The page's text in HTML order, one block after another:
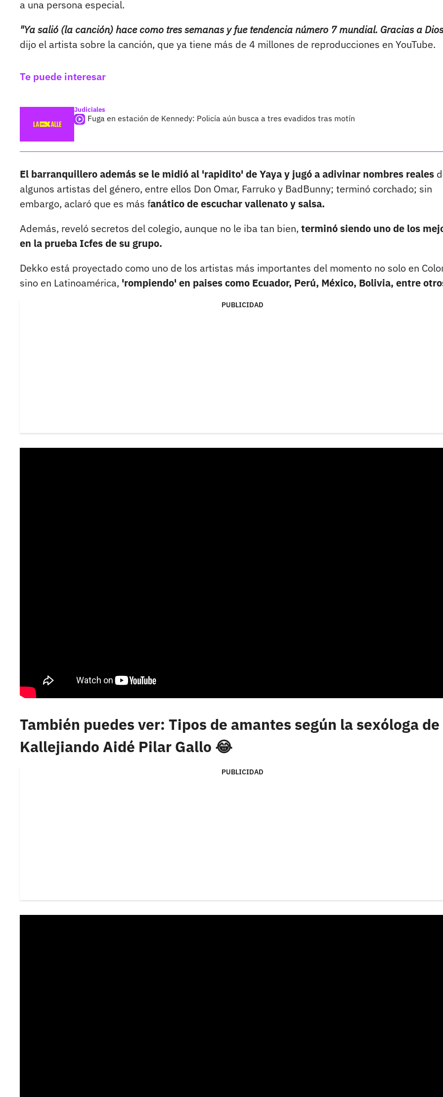
a una persona especial.
"Ya salió (la canción) hace como tres semanas y fue tendencia número 7 mundial. Gracias a
dijo el artista sobre la canción, que ya tiene más de 4 millones de reproducciones en YouTube.
Te puede interesar
Judiciales
Fuga en estación de Kennedy: Policía aún busca a tres evadidos tras motín
El barranquillero además se le midió al 'rapidito' de Yaya y jugó a adivinar nombres reales
algunos artistas del género, entre ellos Don Omar, Farruko y BadBunny; terminó corchado; sin
embargo, aclaró que es más fanático de escuchar vallenato y salsa.
Además, reveló secretos del colegio, aunque no le iba tan bien, terminó siendo uno de los
en la prueba Icfes de su grupo.
Dekko está proyectado como uno de los artistas más importantes del momento no solo en
sino en Latinoamérica, 'rompiendo' en paises como Ecuador, Perú, México, Bolivia, entre
PUBLICIDAD
También puedes ver: Tipos de amantes según la sexóloga de
Kallejiando Aidé Pilar Gallo 😂
PUBLICIDAD